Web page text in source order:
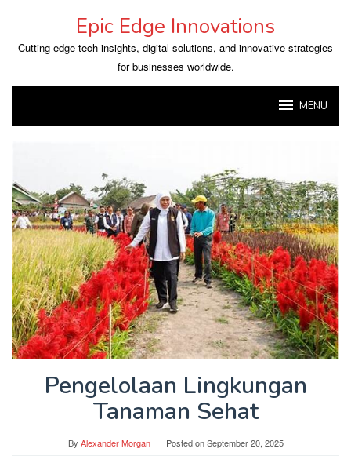
content
Epic Edge Innovations
Cutting-edge tech insights, digital solutions, and innovative strategies
for businesses worldwide.
MENU
Pengelolaan Lingkungan
Tanaman Sehat
By Alexander Morgan Posted onSeptember 20, 2025